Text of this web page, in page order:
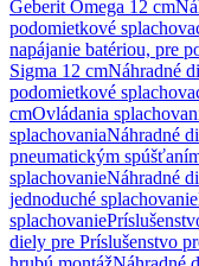
Geberit Omega 12 cm
podomietkové
napájanie batériou, pre
Sigma 12 cmNáhradné
podomietkové
cmOvládania
splachovaniaNáhradné
pneumatickým
splachovanieNáhradné
jednoduché splachovanie
splachovanie
diely pre Príslušenstvo